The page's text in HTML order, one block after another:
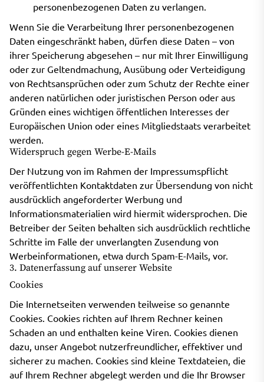
personenbezogenen Daten zu verlangen.
Wenn Sie die Verarbeitung Ihrer personenbezogenen
Daten eingeschränkt haben, dürfen diese Daten – von
ihrer Speicherung abgesehen – nur mit Ihrer Einwilligung
oder zur Geltendmachung, Ausübung oder Verteidigung
von Rechtsansprüchen oder zum Schutz der Rechte einer
anderen natürlichen oder juristischen Person oder aus
Gründen eines wichtigen öffentlichen Interesses der
Europäischen Union oder eines Mitgliedstaats verarbeitet
werden.
Widerspruch gegen Werbe-E-Mails
Der Nutzung von im Rahmen der Impressumspflicht
veröffentlichten Kontaktdaten zur Übersendung von nicht
ausdrücklich angeforderter Werbung und
Informationsmaterialien wird hiermit widersprochen. Die
Betreiber der Seiten behalten sich ausdrücklich rechtliche
Schritte im Falle der unverlangten Zusendung von
Werbeinformationen, etwa durch Spam-E-Mails, vor.
3. Datenerfassung auf unserer Website
Cookies
Die Internetseiten verwenden teilweise so genannte
Cookies. Cookies richten auf Ihrem Rechner keinen
Schaden an und enthalten keine Viren. Cookies dienen
dazu, unser Angebot nutzerfreundlicher, effektiver und
sicherer zu machen. Cookies sind kleine Textdateien, die
auf Ihrem Rechner abgelegt werden und die Ihr Browser